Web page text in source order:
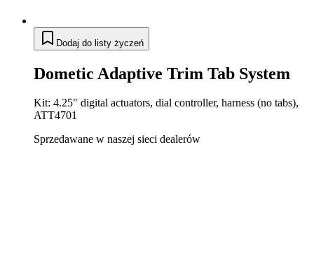
Dodaj do listy życzeń
Dometic Adaptive Trim Tab System
Kit: 4.25" digital actuators, dial controller, harness (no tabs),
ATT4701
Sprzedawane w naszej sieci dealerów